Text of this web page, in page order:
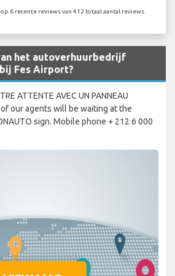
6 recente reviews van 412 totaal aantal reviews.
het autoverhuurbedrijf
Fes Airport?
ATTENTE AVEC UN PANNEAU
of our agents will be waiting at the
sign. Mobile phone + 212 6 000